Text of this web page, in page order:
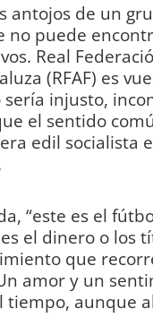
antojos de un
no puede
Real
(RFAF) es
injusto,
el sentido
edil socialista
“este es el
el dinero o los
que
amor y un
aunque